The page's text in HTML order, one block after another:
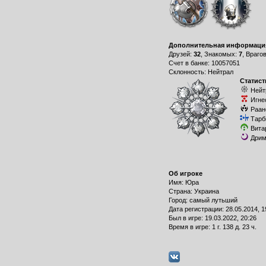
Дополнительная
Друзей: 32, Знакомых: 7,
Счет в банке: 10057051
Склонность: Нейтрал
Об игроке
Имя: Юра
Страна: Украина
Город: самый лутьший
Дата регистрации: 28.05.2014,
Был в игре: 19.03.2022, 20:26
Время в игре: 1 г. 138 д. 23 ч.